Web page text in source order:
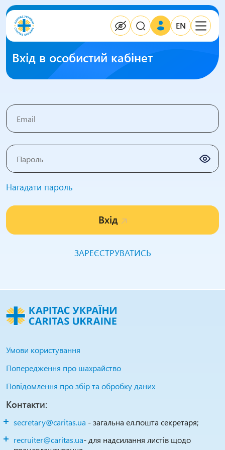
EN
Вхід в особистий кабінет
Нагадати пароль
Вхід
ЗАРЕЄСТРУВАТИСЬ
Умови користування
Попередження про шахрайство
Повідомлення про збір та обробку даних
Контакти:
secretary@caritas.ua - загальна ел.пошта секретаря;
recruiter@caritas.ua- для надсилання листів щодо